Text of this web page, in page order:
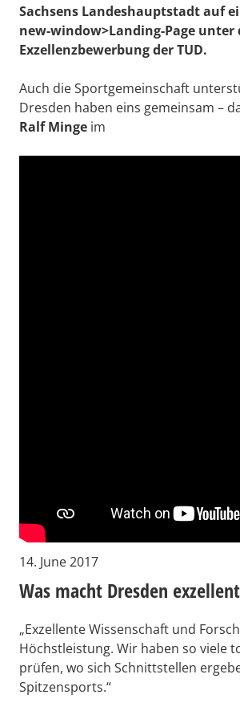
Sachsens Landeshauptstadt auf
new-window>Landing-Page
Exzellenzbewerbung der TUD.
Auch die Sportgemeinschaft
Dresden haben eins gemeinsam –
Ralf Minge im
14. June 2017
Was macht Dresden
„Exzellente Wissenschaft und
Höchstleistung. Wir haben so viele
prüfen, wo sich Schnittstellen
Spitzensports.“